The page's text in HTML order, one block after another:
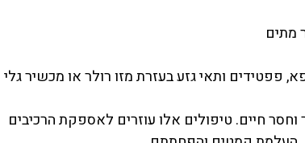
מתים
פפטידים ותאי גזע בעזרת מזו רולר או מכשיר גלי
וחסר חיים. טיפולים אלו עוזרים לאספקת הרכיבים